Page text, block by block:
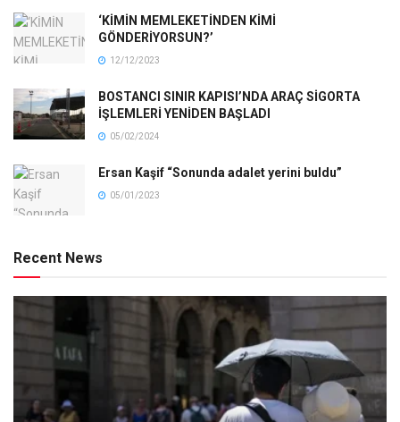
‘KİMİN MEMLEKETİNDEN KİMİ
GÖNDERİYORSUN?’
12/12/2023
BOSTANCI SINIR KAPISI’NDA ARAÇ SİGORTA
İŞLEMLERİ YENİDEN BAŞLADI
05/02/2024
Ersan Kaşif “Sonunda adalet yerini buldu”
05/01/2023
Recent News